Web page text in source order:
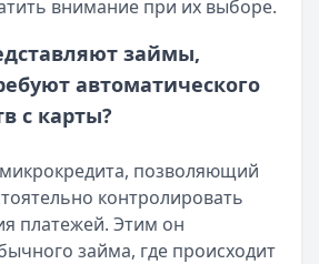
через Госуслуги: где
через Госуслуги ускоряет
2025 г.
от Bigmani Ru: как
одобрении займа от Bigmani
2025 г.
внимание при их выборе.
займы,
автоматического
с карты?
позволяющий
контролировать
платежей. Этим он
займа, где происходит